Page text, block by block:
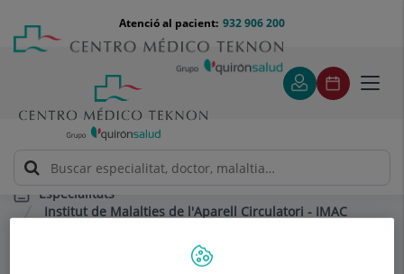
contingut
Menú
teléfono
cabecera
932 906 200
Atenció al pacient:
Especialitats
Institut de Malalties de l'Aparell Circulatori - IMAC